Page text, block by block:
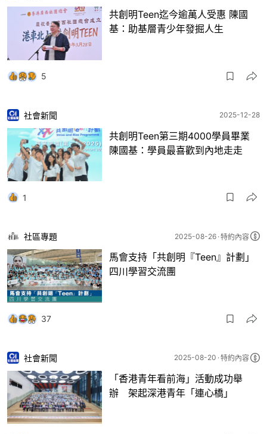
共創明Teen迄今逾萬人受惠 陳國
基：助基層青少年發掘人生
5
社會新聞 2025-12-28
共創明Teen第三期4000學員畢業
陳國基：學員最喜歡到內地走走
1
社區專題 2025-08-26 特約內容
馬會支持「共創明『Teen』計劃」
四川學習交流團
37
社會新聞 2025-08-20 特約內容
「香港青年看前海」活動成功舉
辦 架起深港青年「連心橋」